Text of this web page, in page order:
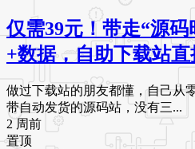
仅需39元！带走“源
+数据，自助下载站
做过下载站的朋友都懂，自己从
带自动发货的源码站，没有三...
2 周前
置顶